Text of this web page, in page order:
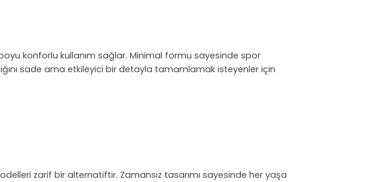
konforlu kullanım sağlar. Minimal formu sayesinde spor
sade ama etkileyici bir detayla tamamlamak isteyenler için
zarif bir alternatiftir. Zamansız tasarımı sayesinde her yaşa